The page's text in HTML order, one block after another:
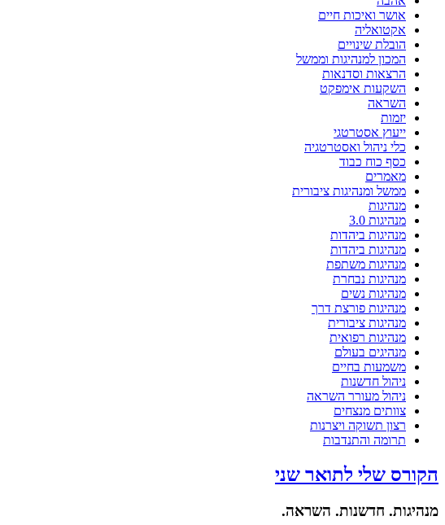
אושר ואיכות חיים
אקטואליה
הובלת שינויים
המכון למנהיגות וממשל
הרצאות וסדנאות
השקעות אימפקט
השראה
יזמות
ייעוץ אסטרטגי
כלי ניהול ואסטרטגיה
כסף כוח כבוד
מאמרים
ממשל ומנהיגות ציבורית
מנהיגות
מנהיגות 3.0
מנהיגות ביהדות
מנהיגות ביהדות
מנהיגות משתפת
מנהיגות נבחרת
מנהיגות נשים
מנהיגות פורצת דרך
מנהיגות ציבורית
מנהיגות רפואית
מנהיגים בעולם
משמעות בחיים
ניהול חדשנות
ניהול מעורר השראה
צוותים מנצחים
רצון תשוקה ויצרנות
תרומה והתנדבות
הקורס שלי לתואר שני
מנהיגות. חדשנות. השראה.